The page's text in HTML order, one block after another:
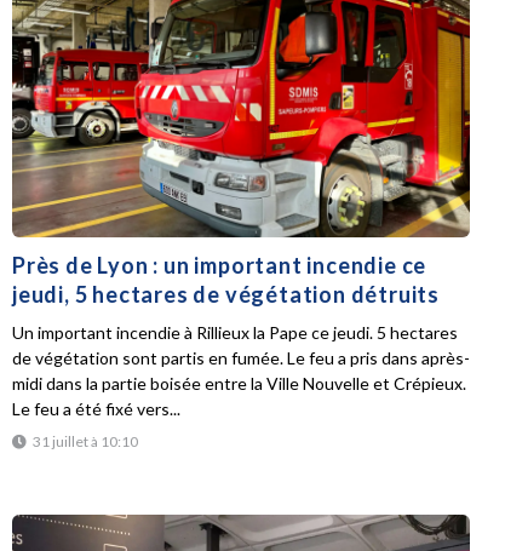
Près de Lyon : un important incendie ce
jeudi, 5 hectares de végétation détruits
31 juillet à 10:10
Un important incendie à Rillieux la Pape ce jeudi. 5 hectares
de végétation sont partis en fumée. Le feu a pris dans après-
midi dans la partie boisée entre la Ville Nouvelle et Crépieux.
Le feu a été fixé vers...